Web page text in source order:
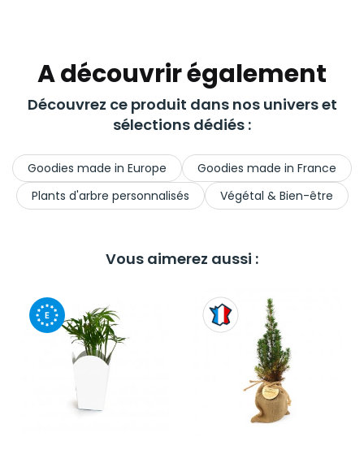
A découvrir également
Découvrez ce produit dans nos univers et
sélections dédiés :
Goodies made in Europe
Goodies made in France
Plants d'arbre personnalisés
Végétal & Bien-être
Vous aimerez aussi :